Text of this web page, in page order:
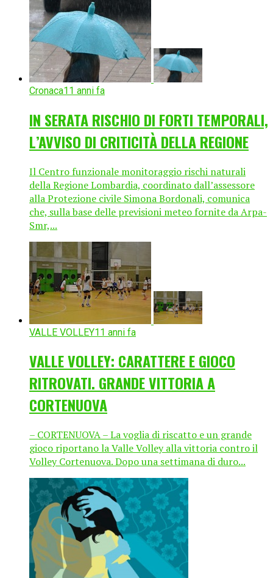
Cronaca11 anni fa
IN SERATA RISCHIO DI FORTI TEMPORALI,
L’AVVISO DI CRITICITÀ DELLA REGIONE
Il Centro funzionale monitoraggio rischi naturali
della Regione Lombardia, coordinato dall’assessore
alla Protezione civile Simona Bordonali, comunica
che, sulla base delle previsioni meteo fornite da Arpa-
Smr,...
VALLE VOLLEY11 anni fa
VALLE VOLLEY: CARATTERE E GIOCO
RITROVATI. GRANDE VITTORIA A
CORTENUOVA
– CORTENUOVA – La voglia di riscatto e un grande
gioco riportano la Valle Volley alla vittoria contro il
Volley Cortenuova. Dopo una settimana di duro...